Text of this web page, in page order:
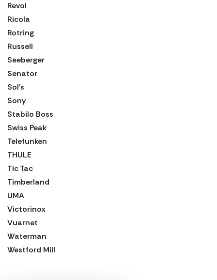
Revol
Ricola
Rotring
Russell
Seeberger
Senator
Sol's
Sony
Stabilo Boss
Swiss Peak
Telefunken
THULE
Tic Tac
Timberland
UMA
Victorinox
Vuarnet
Waterman
Westford Mill